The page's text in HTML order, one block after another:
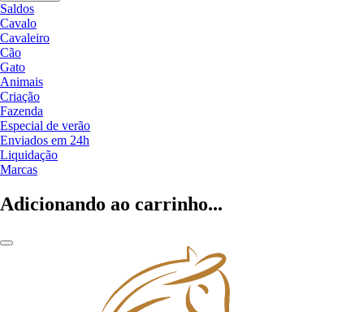
Saldos
Cavalo
Cavaleiro
Cão
Gato
Animais
Criação
Fazenda
Especial de verão
Enviados em 24h
Liquidação
Marcas
Adicionando ao carrinho...